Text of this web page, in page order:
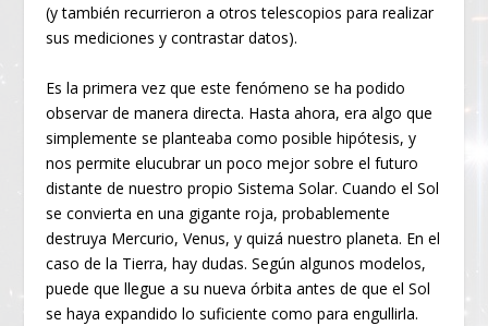
(y también recurrieron a otros telescopios para realizar
sus mediciones y contrastar datos).
Es la primera vez que este fenómeno se ha podido
observar de manera directa. Hasta ahora, era algo que
simplemente se planteaba como posible hipótesis, y
nos permite elucubrar un poco mejor sobre el futuro
distante de nuestro propio Sistema Solar. Cuando el Sol
se convierta en una gigante roja, probablemente
destruya Mercurio, Venus, y quizá nuestro planeta. En el
caso de la Tierra, hay dudas. Según algunos modelos,
puede que llegue a su nueva órbita antes de que el Sol
se haya expandido lo suficiente como para engullirla.